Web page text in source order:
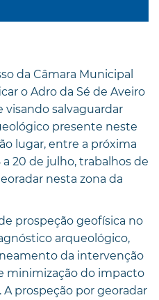
da Câmara Municipal
o Adro da Sé de Aveiro
visando salvaguardar
presente neste
lugar, entre a próxima
20 de julho, trabalhos de
nesta zona da
prospeção geofísica no
arqueológico,
da intervenção
minimização do impacto
A prospeção por georadar